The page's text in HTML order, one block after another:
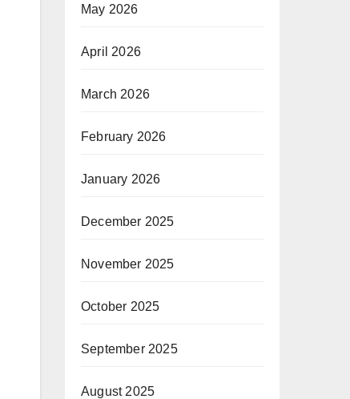
May 2026
April 2026
March 2026
February 2026
January 2026
December 2025
November 2025
October 2025
September 2025
August 2025